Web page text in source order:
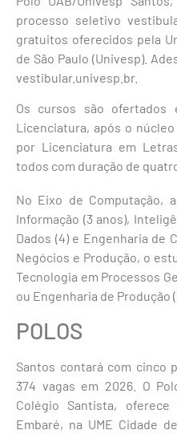
processo seletivo
gratuitos oferecidos pela
de São Paulo (Univesp).
vestibular.univesp.br.
Os cursos são
Licenciatura, após o
por Licenciatura em
todos com duração de
No Eixo de Computação,
Informação (3 anos),
Dados (4) e Engenharia de
Negócios e Produção, o
Tecnologia em Processos
ou Engenharia de Produção
POLOS
Santos contará com cinco
374 vagas em 2026. O
Colégio Santista,
Embaré, na UME Cidade